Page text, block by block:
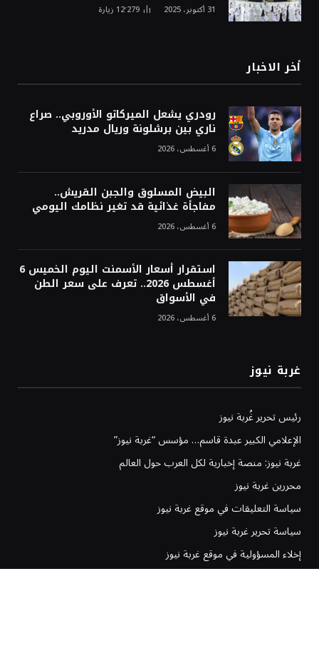
31 أكتوبر، 2025 12٬279 زيارة
أخر الاخبار
رودري يشعل الميركاتو الأوروبي.. صراع
ناري بين برشلونة وريال مدريد
6 أغسطس، 2026
البيض المسلوق والجبن القريش..
مفاجأة غذائية قد تغير نظامك اليومي
6 أغسطس، 2026
استقرار أسعار الأسمنت اليوم الخميس 6
أغسطس 2026.. تعرف على سعر الطن
في الأسواق
6 أغسطس، 2026
غربة نيوز
رئيس تحرير غُربة نيوز
الإعلامي الكبير عبدة قاسم… مؤسس “غربة نيوز”
غربة نيوز: منصة إخبارية لكل العرب حول العالم
محررين غربة نيوز
سياسة التعليقات في موقع غربة نيوز
سياسة تحرير غربة نيوز
إخلاء المسؤولية في موقع غربة نيوز